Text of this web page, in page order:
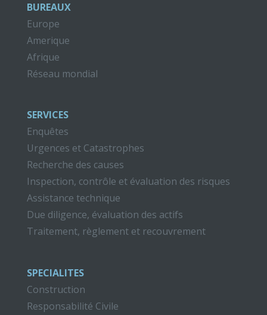
BUREAUX
Europe
Amerique
Afrique
Réseau mondial
SERVICES
Enquêtes
Urgences et Catastrophes
Recherche des causes
Inspection, contrôle et évaluation des risques
Assistance technique
Due diligence, évaluation des actifs
Traitement, règlement et recouvrement
SPECIALITES
Construction
Responsabilité Civile